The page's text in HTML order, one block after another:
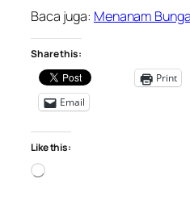
Baca juga: Menanam
Share this:
Print
Email
Like this:
Loading…